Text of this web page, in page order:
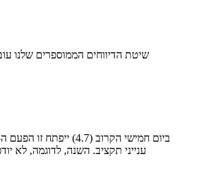
ענייני תקציב. השנה, לדוגמה, לא